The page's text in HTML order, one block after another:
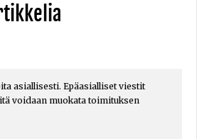
asiallisesti. Epäasialliset viestit
voidaan muokata toimituksen